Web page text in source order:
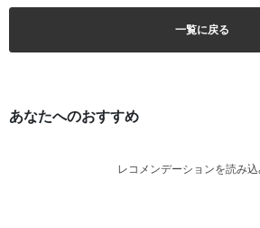
一覧に戻る
あなたへのおすすめ
レコメンデーションを読み込